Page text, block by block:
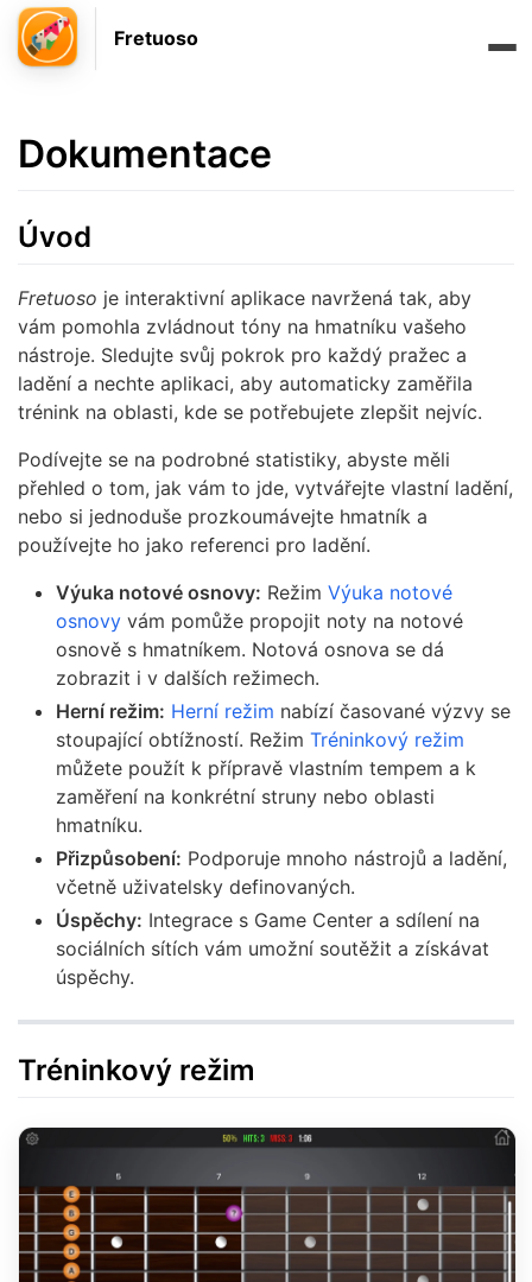
Fretuoso
Dokumentace
Úvod
Fretuoso je interaktivní aplikace navržená tak, aby
vám pomohla zvládnout tóny na hmatníku vašeho
nástroje. Sledujte svůj pokrok pro každý pražec a
ladění a nechte aplikaci, aby automaticky zaměřila
trénink na oblasti, kde se potřebujete zlepšit nejvíc.
Podívejte se na podrobné statistiky, abyste měli
přehled o tom, jak vám to jde, vytvářejte vlastní ladění,
nebo si jednoduše prozkoumávejte hmatník a
používejte ho jako referenci pro ladění.
Výuka notové osnovy: Režim Výuka notové
osnovy vám pomůže propojit noty na notové
osnově s hmatníkem. Notová osnova se dá
zobrazit i v dalších režimech.
Herní režim: Herní režim nabízí časované výzvy se
stoupající obtížností. Režim Tréninkový režim
můžete použít k přípravě vlastním tempem a k
zaměření na konkrétní struny nebo oblasti
hmatníku.
Přizpůsobení: Podporuje mnoho nástrojů a ladění,
včetně uživatelsky definovaných.
Úspěchy: Integrace s Game Center a sdílení na
sociálních sítích vám umožní soutěžit a získávat
úspěchy.
Tréninkový režim